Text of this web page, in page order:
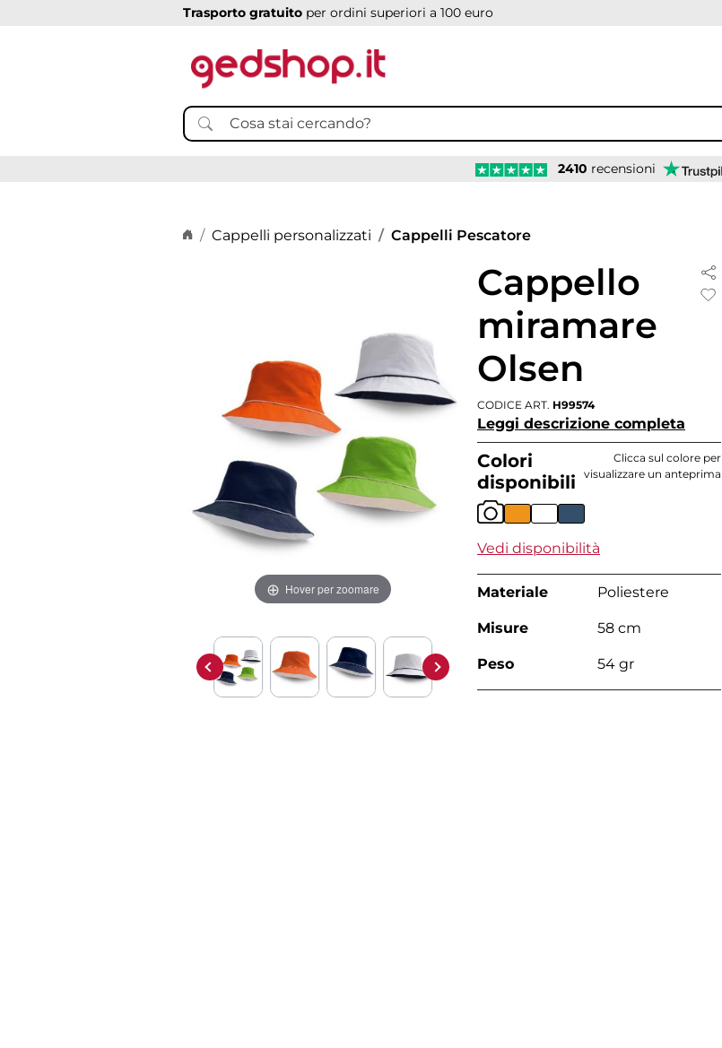
Trasporto gratuito per ordini superiori a 100 euro
2410 recensioni
Home page
Cappelli personalizzati Cappelli Pescatore
Hover per zoomare
Cappello
miramare
Olsen
CODICE ART. H99574
Leggi descrizione completa
Colori
disponibili
Clicca sul colore per
visualizzare un anteprima
Vedi disponibilità
Materiale Poliestere
Misure 58 cm
Peso 54 gr